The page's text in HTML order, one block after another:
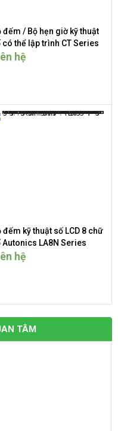
đếm / Bộ hẹn giờ kỹ thuật
có thể lập trình CT Series
hệ
đếm kỹ thuật số LCD 8 chữ
Autonics LA8N Series
hệ
TÂM